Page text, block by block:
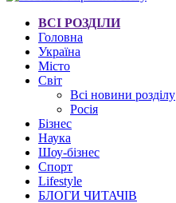
ВСІ РОЗДІЛИ
Головна
Україна
Місто
Світ
Всі новини розділу
Росія
Бізнес
Наука
Шоу-бізнес
Спорт
Lifestyle
БЛОГИ ЧИТАЧІВ